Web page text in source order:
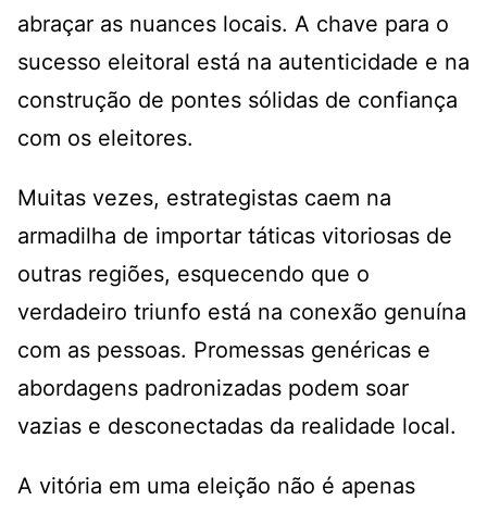
abraçar as nuances locais. A chave para o
sucesso eleitoral está na autenticidade e na
construção de pontes sólidas de confiança
com os eleitores.
Muitas vezes, estrategistas caem na
armadilha de importar táticas vitoriosas de
outras regiões, esquecendo que o
verdadeiro triunfo está na conexão genuína
com as pessoas. Promessas genéricas e
abordagens padronizadas podem soar
vazias e desconectadas da realidade local.
A vitória em uma eleição não é apenas